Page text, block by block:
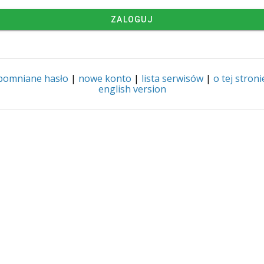
ZALOGUJ
hasło | nowe konto | lista serwisów | o tej
english version